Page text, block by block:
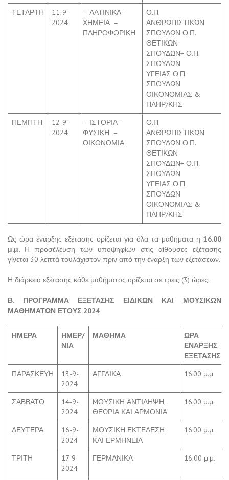
ΤΕΤΑΡΤΗ
11-9-
2024
– ΛΑΤΙΝΙΚΑ –
ΧΗΜΕΙΑ –
ΠΛΗΡΟΦΟΡΙΚΗ
Ο.Π.
ΑΝΘΡΩΠΙΣΤΙΚΩΝ
ΣΠΟΥΔΩΝ Ο.Π.
ΘΕΤΙΚΩΝ
ΣΠΟΥΔΩΝ+ Ο.Π.
ΣΠΟΥΔΩΝ
ΥΓΕΙΑΣ Ο.Π.
ΣΠΟΥΔΩΝ
ΟΙΚΟΝΟΜΙΑΣ &
ΠΛΗΡ/ΚΗΣ
ΠΕΜΠΤΗ
12-9-
2024
– ΙΣΤΟΡΙΑ -
ΦΥΣΙΚΗ –
ΟΙΚΟΝΟΜΙΑ
Ο.Π.
ΑΝΘΡΩΠΙΣΤΙΚΩΝ
ΣΠΟΥΔΩΝ Ο.Π.
ΘΕΤΙΚΩΝ
ΣΠΟΥΔΩΝ+ Ο.Π.
ΣΠΟΥΔΩΝ
ΥΓΕΙΑΣ Ο.Π.
ΣΠΟΥΔΩΝ
ΟΙΚΟΝΟΜΙΑΣ &
ΠΛΗΡ/ΚΗΣ
Ως ώρα έναρξης εξέτασης ορίζεται για όλα τα μαθήματα η 16.00
μ.μ. Η προσέλευση των υποψηφίων στις αίθουσες εξέτασης
γίνεται 30 λεπτά τουλάχιστον πριν από την έναρξη των εξετάσεων.
Η διάρκεια εξέτασης κάθε μαθήματος ορίζεται σε τρεις (3) ώρες.
Β. ΠΡΟΓΡΑΜΜΑ ΕΞΕΤΑΣΗΣ ΕΙΔΙΚΩΝ ΚΑΙ ΜΟΥΣΙΚΩΝ
ΜΑΘΗΜΑΤΩΝ ΕΤΟΥΣ 2024
ΗΜΕΡΑ
ΗΜΕΡ/
ΝΙΑ
ΜΑΘΗΜΑ
ΩΡΑ
ΕΝΑΡΞΗΣ
ΕΞΕΤΑΣΗΣ
ΠΑΡΑΣΚΕΥΗ
13-9-
2024
ΑΓΓΛΙΚΑ 16:00 μ.μ
ΣΑΒΒΑΤΟ
14-9-
2024
MΟΥΣΙΚΗ ΑΝΤΙΛΗΨΗ,
ΘΕΩΡΙΑ ΚΑΙ ΑΡΜΟΝΙΑ
16:00 μ.μ.
ΔΕΥΤΕΡΑ
16-9-
2024
ΜΟΥΣΙΚΗ ΕΚΤΕΛΕΣΗ
ΚΑΙ ΕΡΜΗΝΕΙΑ
16:00 μ.μ.
ΤΡΙΤΗ
17-9-
2024
ΓΕΡΜΑΝΙΚΑ 16.00 μ.μ.